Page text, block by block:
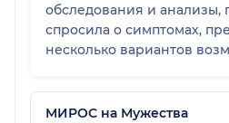
обследования и анализы,
спросила о симптомах,
несколько вариантов
достаточно чисто, правда
планировка и
МИРОС на Мужества